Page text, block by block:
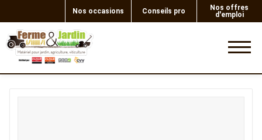
Nos occasions Conseils pro
Nos offres
d'emploi